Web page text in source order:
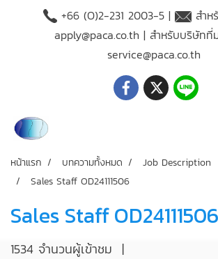
+66 (O)2-231 2003-5 |
สำห
apply@paca.co.th | สำหรับบริษัทที่
service@paca.co.th
หน้าแรก บทความทั้งหมด
Job Description
Sales Staff OD24111506
Sales Staff OD24111506
1534 จำนวนผู้เข้าชม |